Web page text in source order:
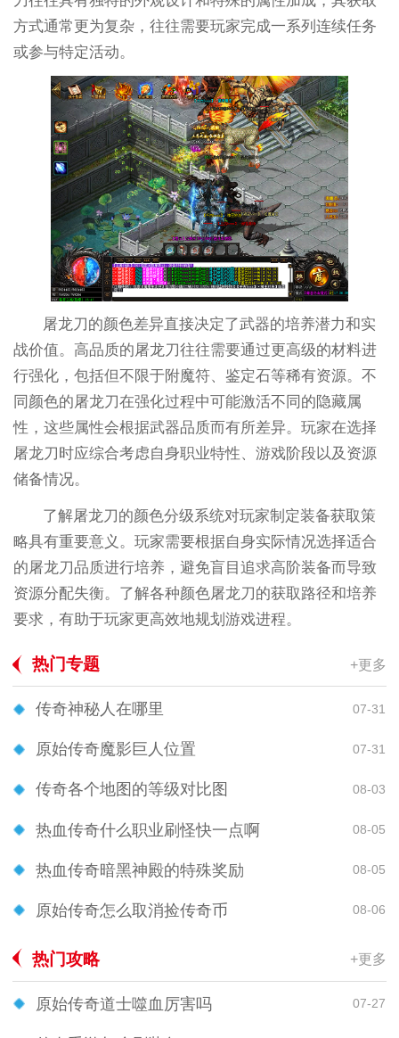
方式通常更为复杂，往往需要玩家完成一系列连续任务
或参与特定活动。
屠龙刀的颜色差异直接决定了武器的培养潜力和实
战价值。高品质的屠龙刀往往需要通过更高级的材料进
行强化，包括但不限于附魔符、鉴定石等稀有资源。不
同颜色的屠龙刀在强化过程中可能激活不同的隐藏属
性，这些属性会根据武器品质而有所差异。玩家在选择
屠龙刀时应综合考虑自身职业特性、游戏阶段以及资源
储备情况。
了解屠龙刀的颜色分级系统对玩家制定装备获取策
略具有重要意义。玩家需要根据自身实际情况选择适合
的屠龙刀品质进行培养，避免盲目追求高阶装备而导致
资源分配失衡。了解各种颜色屠龙刀的获取路径和培养
要求，有助于玩家更高效地规划游戏进程。
热门专题 +更多
传奇神秘人在哪里 07-31
原始传奇魔影巨人位置 07-31
传奇各个地图的等级对比图 08-03
热血传奇什么职业刷怪快一点啊 08-05
热血传奇暗黑神殿的特殊奖励 08-05
原始传奇怎么取消捡传奇币 08-06
热门攻略 +更多
原始传奇道士噬血厉害吗 07-27